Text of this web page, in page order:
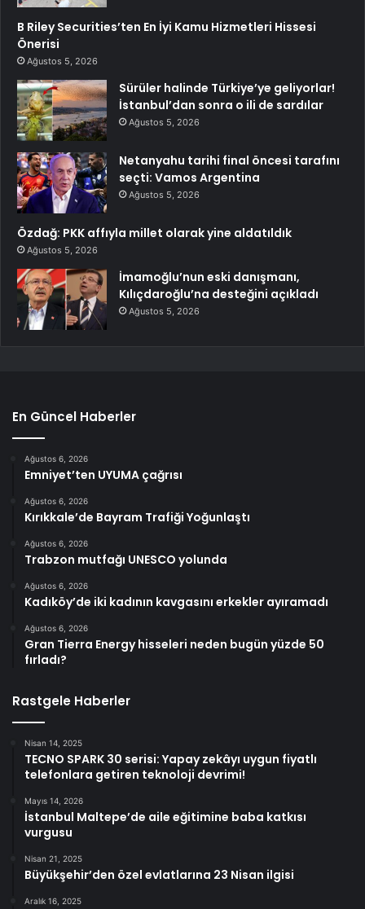
B Riley Securities’ten En İyi Kamu Hizmetleri Hissesi
Önerisi
Ağustos 5, 2026
Sürüler halinde Türkiye’ye geliyorlar!
İstanbul’dan sonra o ili de sardılar
Ağustos 5, 2026
Netanyahu tarihi final öncesi tarafını
seçti: Vamos Argentina
Ağustos 5, 2026
Özdağ: PKK affıyla millet olarak yine aldatıldık
Ağustos 5, 2026
İmamoğlu’nun eski danışmanı,
Kılıçdaroğlu’na desteğini açıkladı
Ağustos 5, 2026
En Güncel Haberler
Ağustos 6, 2026
Emniyet’ten UYUMA çağrısı
Ağustos 6, 2026
Kırıkkale’de Bayram Trafiği Yoğunlaştı
Ağustos 6, 2026
Trabzon mutfağı UNESCO yolunda
Ağustos 6, 2026
Kadıköy’de iki kadının kavgasını erkekler ayıramadı
Ağustos 6, 2026
Gran Tierra Energy hisseleri neden bugün yüzde 50
fırladı?
Rastgele Haberler
Nisan 14, 2025
TECNO SPARK 30 serisi: Yapay zekâyı uygun fiyatlı
telefonlara getiren teknoloji devrimi!
Mayıs 14, 2026
İstanbul Maltepe’de aile eğitimine baba katkısı
vurgusu
Nisan 21, 2025
Büyükşehir’den özel evlatlarına 23 Nisan ilgisi
Aralık 16, 2025